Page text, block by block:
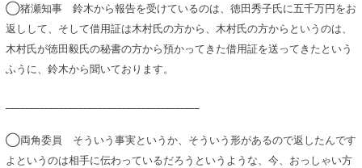
◯猪瀬知事 鈴木から報告を受けているのは、徳田秀子氏に五千万円をお
返しして、そして借用証は木村氏の方から、木村氏の方からというのは、
木村氏が徳田毅氏の秘書の方から預かってきた借用証を送ってきたという
ふうに、鈴木から聞いております。
◯両角委員 そういう事実というか、そういう形があるので返したんです
よというのは相手に伝わっているだろうというような、今、おっしゃい方